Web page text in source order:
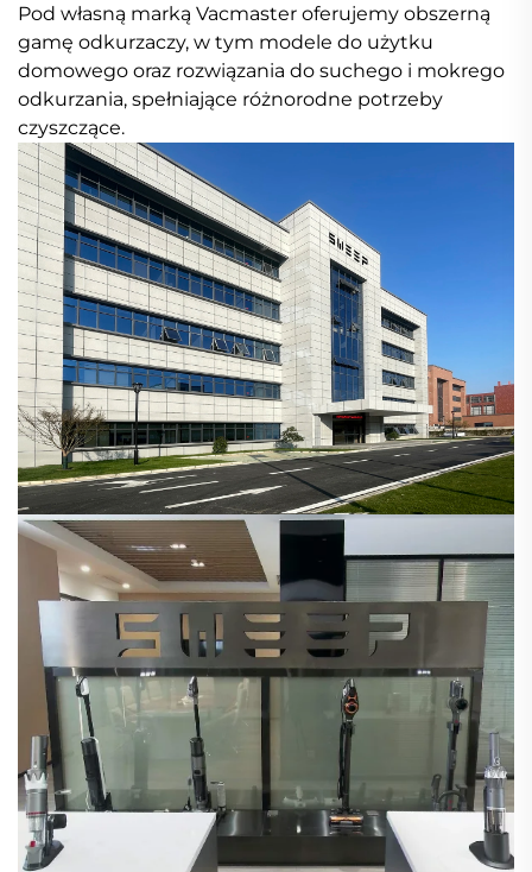
Pod własną marką Vacmaster oferujemy obszerną
gamę odkurzaczy, w tym modele do użytku
domowego oraz rozwiązania do suchego i mokrego
odkurzania, spełniające różnorodne potrzeby
czyszczące.